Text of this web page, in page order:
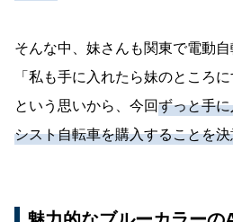
そんな中、妹さんも関東で電動自
「私も手に入れたら妹のところ
という思いから、今回ずっと手
シスト自転車を購入することを決